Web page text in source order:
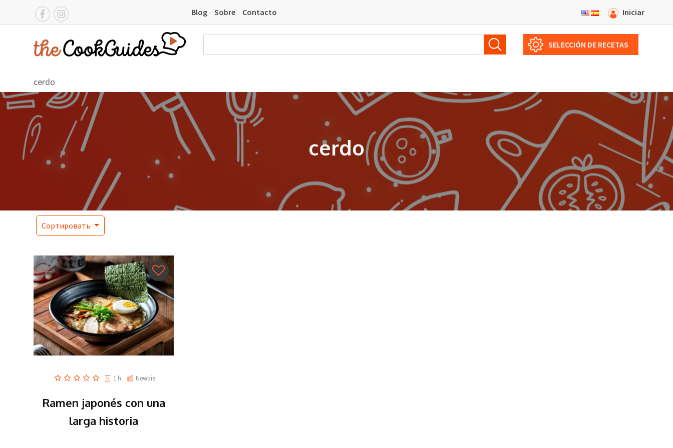
Blog Sobre Contacto Iniciar
SELECCIÓN DE RECETAS
cerdo
cerdo
Сортировать
1 h. Newbie
Ramen japonés con una
larga historia